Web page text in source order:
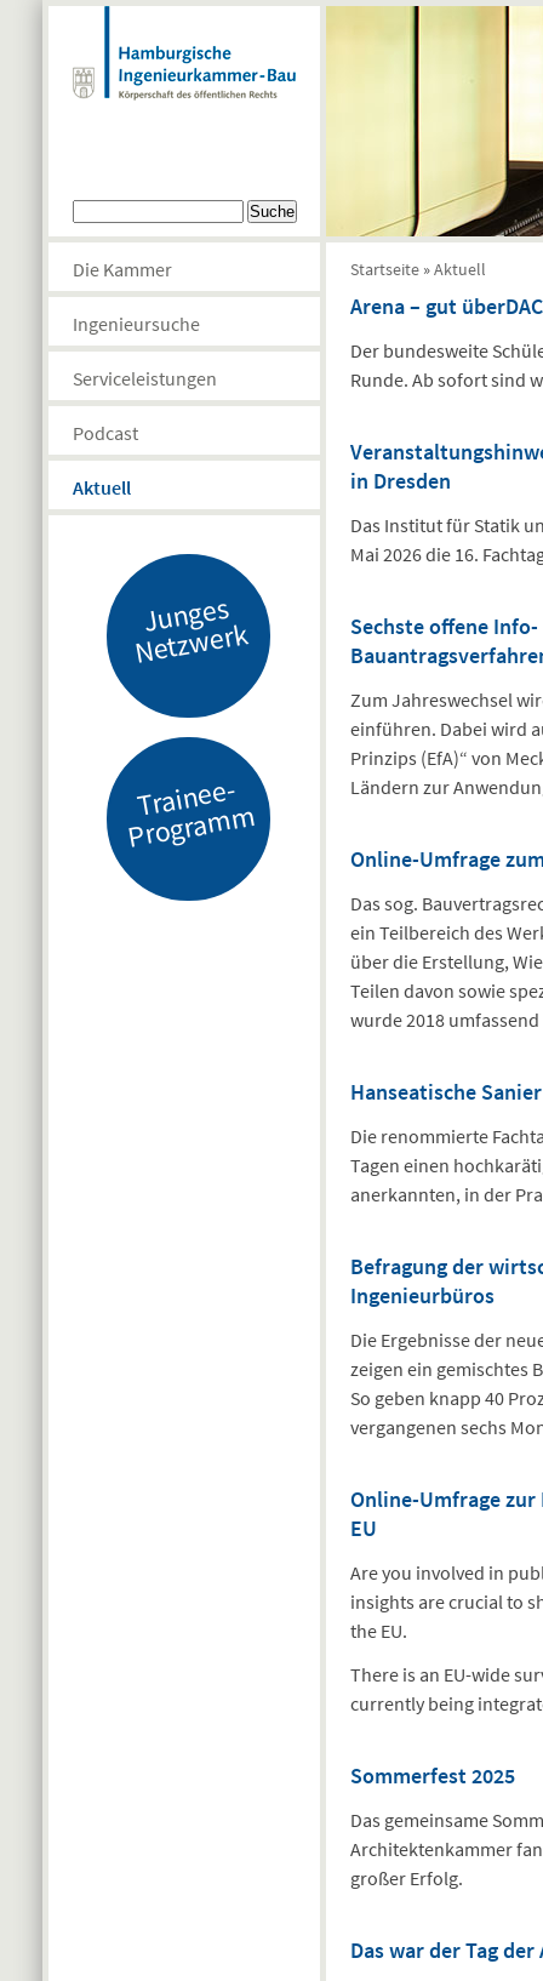
Direkt zum Inhalt
Suchformular
Die Kammer
Ingenieursuche
Serviceleistungen
Podcast
Aktuell
J
u
n
g
es
N
etz
w
er
k
Tr
ai
n
e
e-
Pr
o
gr
a
m
m
Sie sind hier
Startseite »Aktuell
Arena – gut
Der bundesweite
Runde. Ab sofort sind
in Dresden
Das Institut für Statik
Mai 2026 die 16.
Sechste offene
Zum Jahreswechsel
einführen. Dabei wird
Prinzips (EfA)“ von
Ländern zur
Online-Umfrage
Das sog.
ein Teilbereich des
über die Erstellung,
Teilen davon sowie
wurde 2018
Hanseatische
Die renommierte
Tagen einen
anerkannten, in der
Befragung der
Ingenieurbüros
Die Ergebnisse der
zeigen ein gemischtes
So geben knapp 40
vergangenen sechs
Online-Umfrage
EU
Are you involved in
insights are crucial to
the EU.
There is an EU-wide
currently being
Sommerfest 2025
Das gemeinsame
Architektenkammer
großer Erfolg.
Das war der Tag